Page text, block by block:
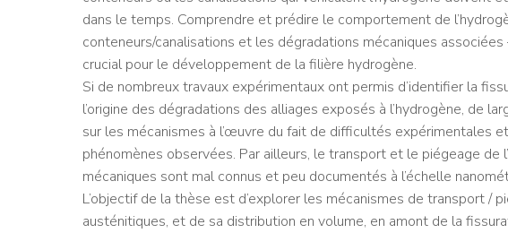
dans le temps. Comprendre et prédire le comportement de
conteneurs/canalisations et les dégradations mécaniques
crucial pour le développement de la filière hydrogène.
Si de nombreux travaux expérimentaux ont permis d’identifier la
l’origine des dégradations des alliages exposés à l’hydrogène, de
sur les mécanismes à l’œuvre du fait de difficultés expérimentales
phénomènes observées. Par ailleurs, le transport et le piégeage de
mécaniques sont mal connus et peu documentés à l’échelle
L’objectif de la thèse est d’explorer les mécanismes de transport /
austénitiques, et de sa distribution en volume, en amont de la